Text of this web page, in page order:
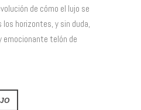
de cómo el lujo se
horizontes, y sin duda,
emocionante telón de